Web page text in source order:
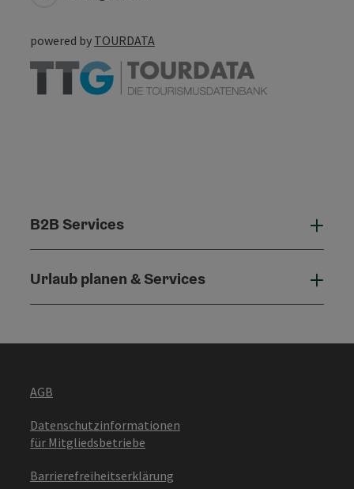
powered by TOURDATA
B2B Services
Urlaub planen & Services
AGB
Datenschutzinformationen
für Mitgliedsbetriebe
Barrierefreiheitserklärung